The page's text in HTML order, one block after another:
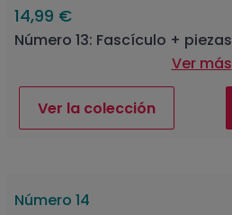
14,99 €
Número 13: Fascículo + piezas
Ver más
Ver la colección
Número 14